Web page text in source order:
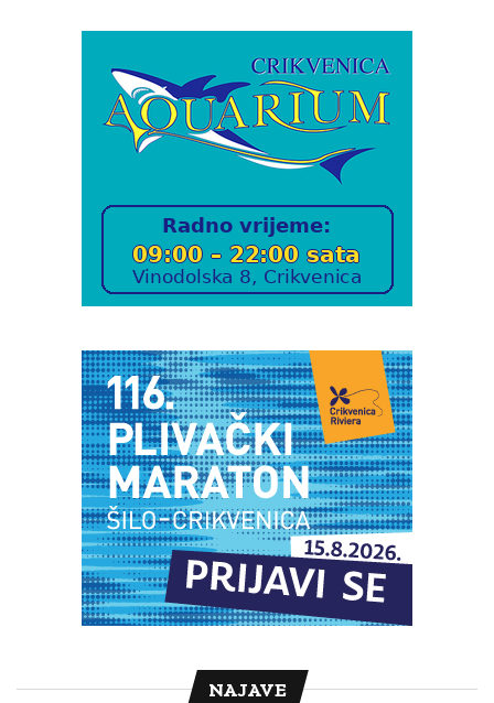
NAJAVE